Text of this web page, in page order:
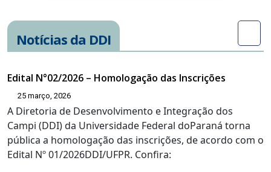
Notícias da DDI
Edital N°02/2026 – Homologação das Inscrições
25 março, 2026
A Diretoria de Desenvolvimento e Integração dos
Campi (DDI) da Universidade Federal doParaná torna
pública a homologação das inscrições, de acordo com o
Edital Nº 01/2026DDI/UFPR. Confira: